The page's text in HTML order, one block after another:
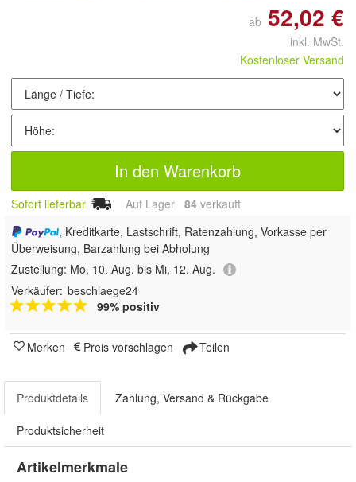
ab 52,02 €
inkl. MwSt.
Kostenloser Versand
In den Warenkorb
Sofort lieferbar Auf Lager 84 verkauft
, Kreditkarte, Lastschrift, Ratenzahlung, Vorkasse per
Überweisung, Barzahlung bei Abholung
Zustellung: Mo, 10. Aug. bis Mi, 12. Aug.
Verkäufer: beschlaege24
99% positiv
Merken Preis vorschlagen Teilen
Produktdetails Zahlung, Versand & Rückgabe
Produktsicherheit
Artikelmerkmale